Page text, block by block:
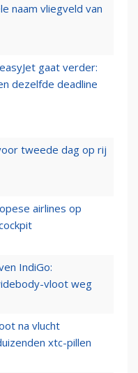
naam vliegveld van
gaat verder:
dezelfde deadline
tweede dag op rij
airlines op
IndiGo:
vloot weg
na vlucht
xtc-pillen